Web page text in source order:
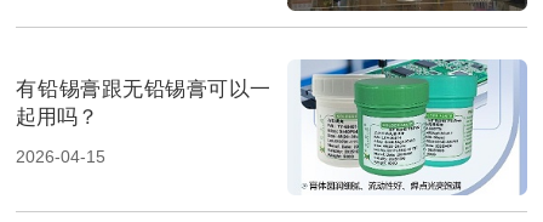
有铅锡膏跟无铅锡膏可以一
起用吗？
2026-04-15